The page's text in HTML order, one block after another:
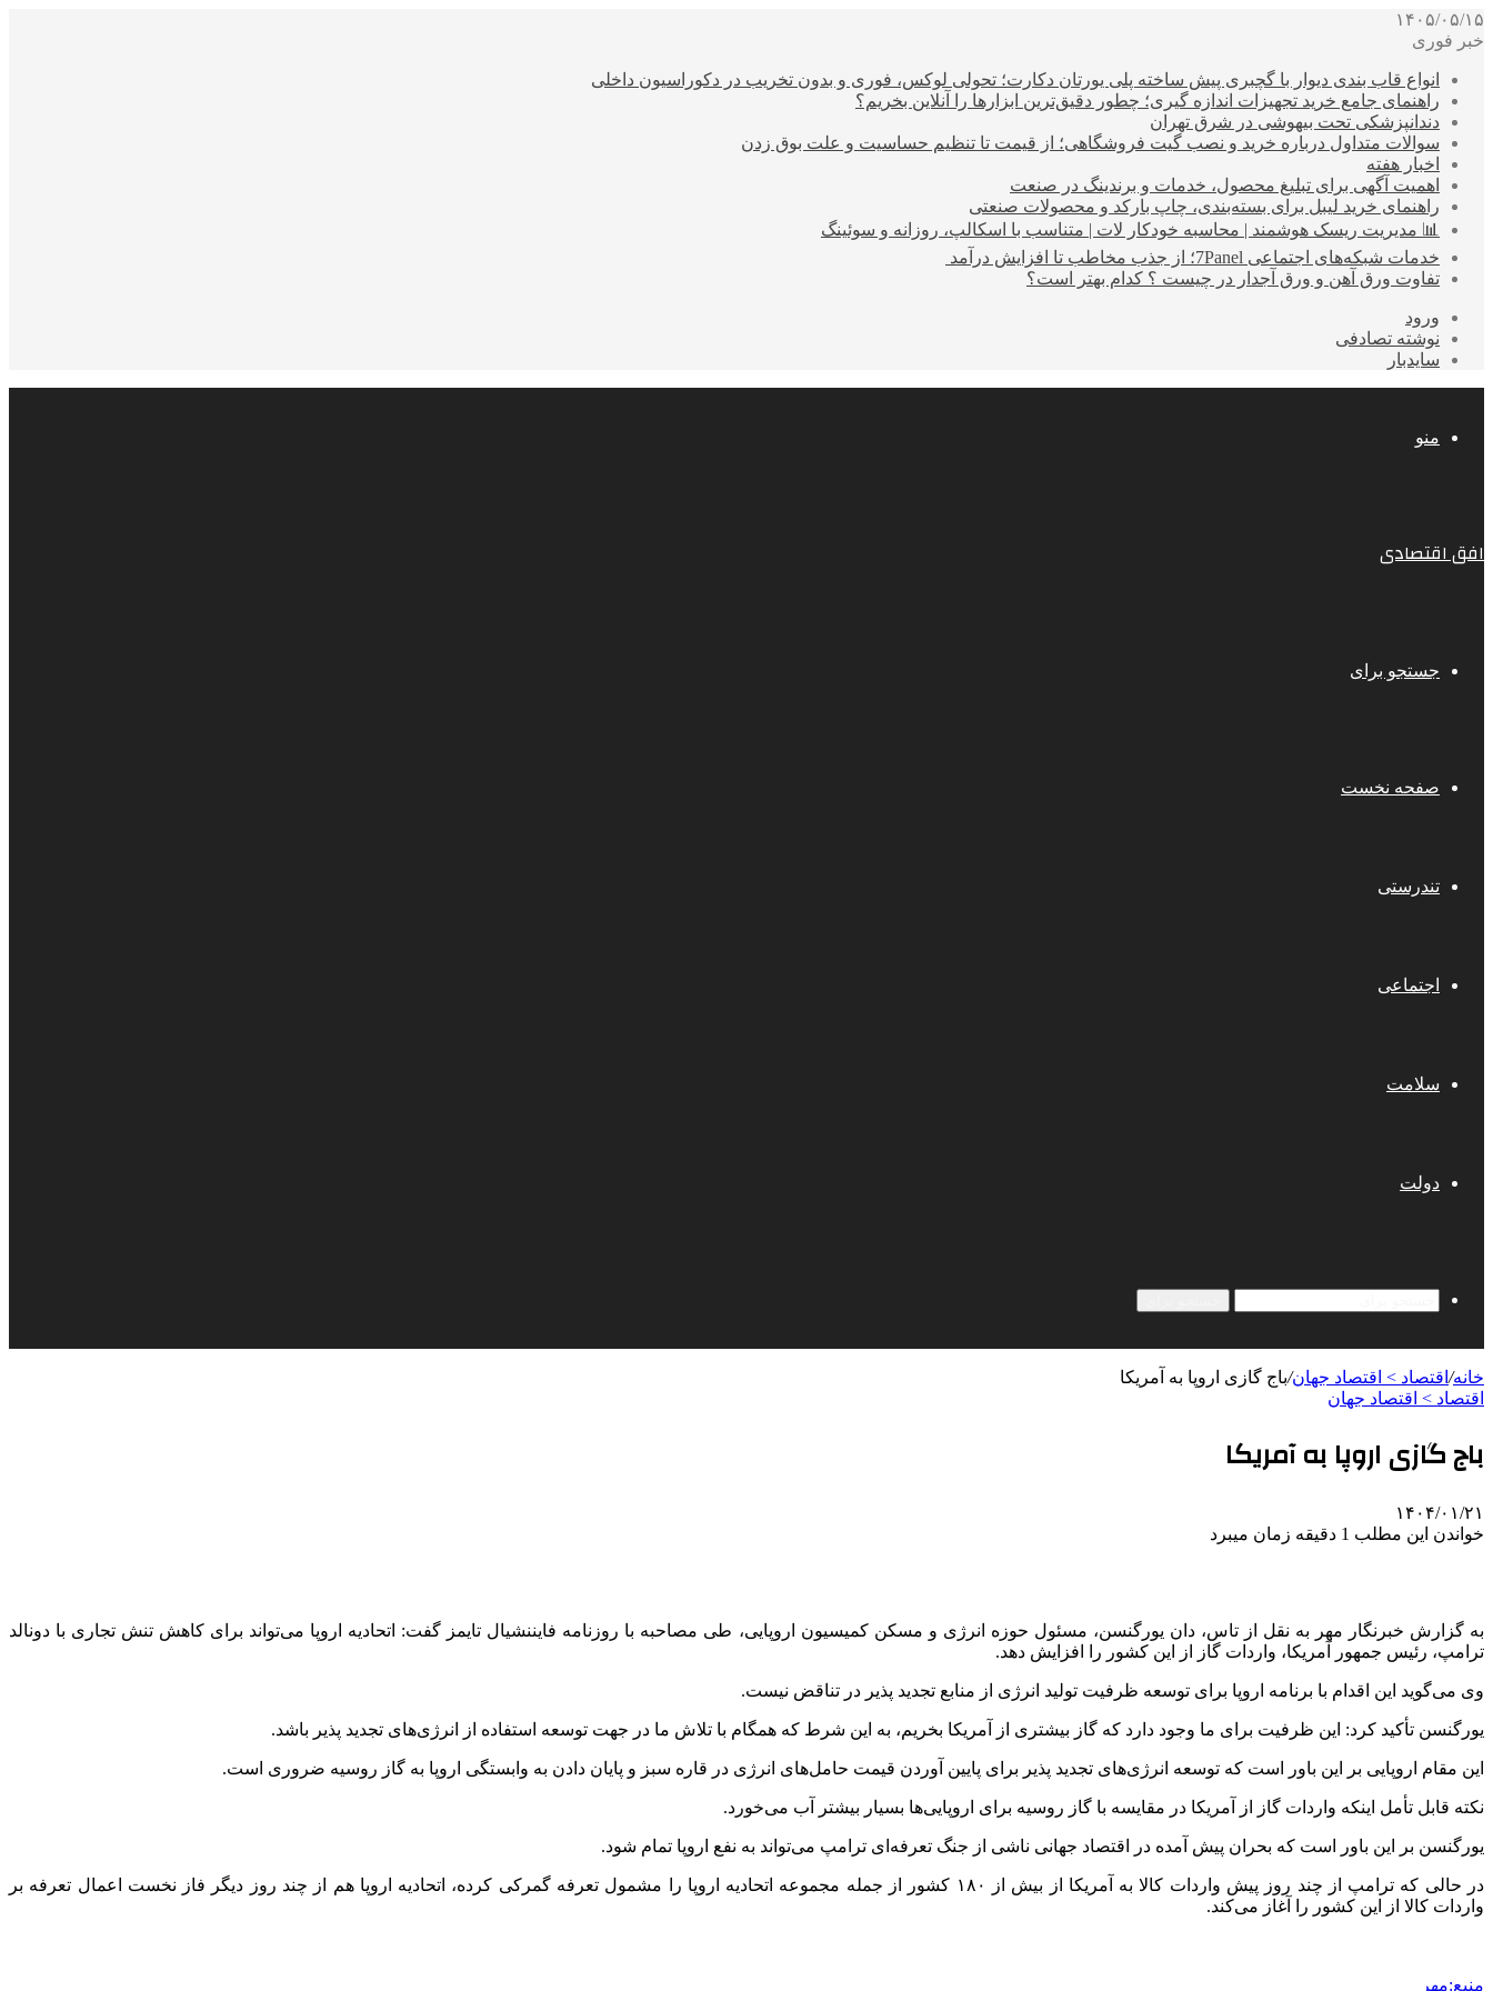
۱۴۰۵/۰۵/۱۵
خبر فوری
انواع قاب بندی دیوار با گچبری پیش ساخته پلی یورتان دکارت؛ تحولی لوکس، فوری و بدون تخریب در دکوراسیون داخلی
راهنمای جامع خرید تجهیزات اندازه گیری؛ چطور دقیق‌ترین ابزارها را آنلاین بخریم؟
دندانپزشکی تحت بیهوشی در شرق تهران
سوالات متداول درباره خرید و نصب گیت فروشگاهی؛ از قیمت تا تنظیم حساسیت و علت بوق زدن
اخبار هفته
اهمیت آگهی برای تبلیغ محصول، خدمات و برندینگ در صنعت
راهنمای خرید لیبل برای بسته‌بندی، چاپ بارکد و محصولات صنعتی
📊 مدیریت ریسک هوشمند | محاسبه خودکار لات | متناسب با اسکالپ، روزانه و سوئینگ
خدمات شبکه‌های اجتماعی 7Panel؛ از جذب مخاطب تا افزایش درآمد
تفاوت ورق آهن و ورق آجدار در چیست ؟ کدام بهتر است؟
ورود
نوشته تصادفی
سایدبار
منو
افق اقتصادی
جستجو برای
صفحه نخست
تندرستی
اجتماعی
سلامت
دولت
خانه/ اقتصاد > اقتصاد جهان/باج گازی اروپا به آمریکا
اقتصاد > اقتصاد جهان
باج گازی اروپا به آمریکا
۱۴۰۴/۰۱/۲۱
خواندن این مطلب 1 دقیقه زمان میبرد
به گزارش خبرنگار مهر به نقل از تاس، دان یورگنسن، مسئول حوزه انرژی و مسکن کمیسیون اروپایی، طی مصاحبه با روزنامه فایننشیال تایمز گفت: اتحادیه اروپا می‌تواند برای کاهش تنش تجاری با دونالد
ترامپ، رئیس جمهور آمریکا، واردات گاز از این کشور را افزایش دهد.
وی می‌گوید این اقدام با برنامه اروپا برای توسعه ظرفیت تولید انرژی از منابع تجدید پذیر در تناقض نیست.
یورگنسن تأکید کرد: این ظرفیت برای ما وجود دارد که گاز بیشتری از آمریکا بخریم، به این شرط که همگام با تلاش ما در جهت توسعه استفاده از انرژی‌های تجدید پذیر باشد.
این مقام اروپایی بر این باور است که توسعه انرژی‌های تجدید پذیر برای پایین آوردن قیمت حامل‌های انرژی در قاره سبز و پایان دادن به وابستگی اروپا به گاز روسیه ضروری است.
نکته قابل تأمل اینکه واردات گاز از آمریکا در مقایسه با گاز روسیه برای اروپایی‌ها بسیار بیشتر آب می‌خورد.
یورگنسن بر این باور است که بحران پیش آمده در اقتصاد جهانی ناشی از جنگ تعرفه‌ای ترامپ می‌تواند به نفع اروپا تمام شود.
در حالی که ترامپ از چند روز پیش واردات کالا به آمریکا از بیش از ۱۸۰ کشور از جمله مجموعه اتحادیه اروپا را مشمول تعرفه گمرکی کرده، اتحادیه اروپا هم از چند روز دیگر فاز نخست اعمال تعرفه بر
واردات کالا از این کشور را آغاز می‌کند.
منبع:مهر